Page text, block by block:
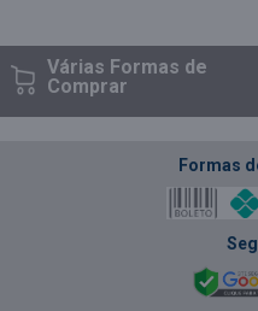
Várias Formasde
Comprar
Formas